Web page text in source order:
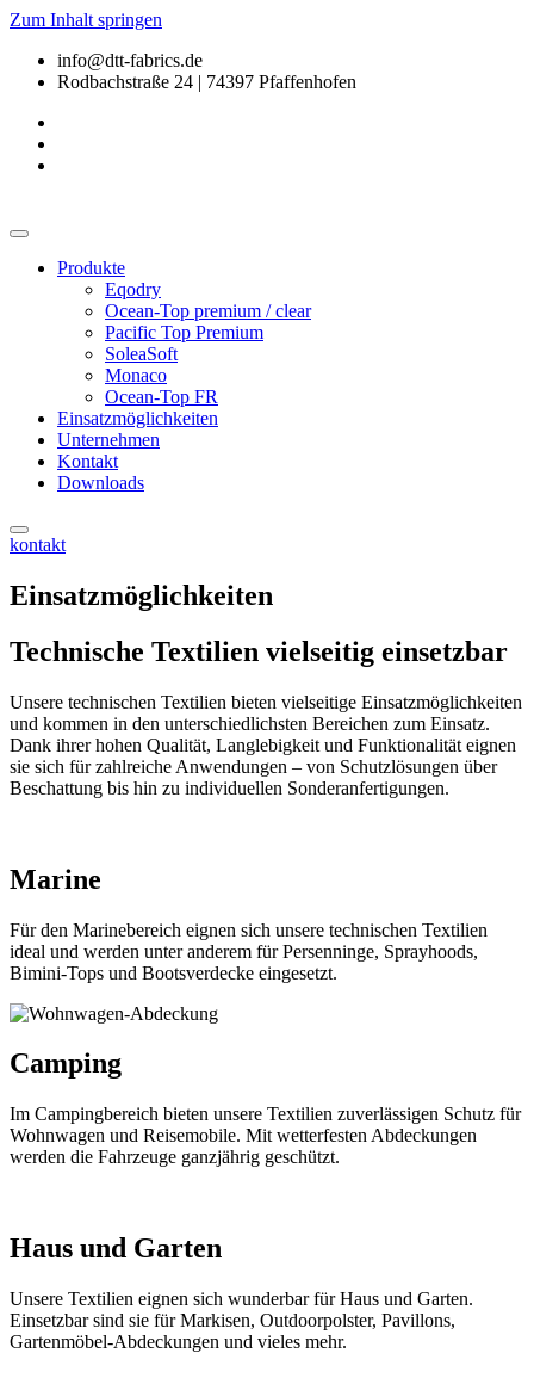
Zum Inhalt springen
info@dtt-fabrics.de
Rodbachstraße 24 | 74397 Pfaffenhofen
Produkte
Eqodry
Ocean-Top premium / clear
Pacific Top Premium
SoleaSoft
Monaco
Ocean-Top FR
Einsatzmöglichkeiten
Unternehmen
Kontakt
Downloads
kontakt
Einsatzmöglichkeiten
Technische Textilien vielseitig einsetzbar
Unsere technischen Textilien bieten vielseitige Einsatzmöglichkeiten
und kommen in den unterschiedlichsten Bereichen zum Einsatz.
Dank ihrer hohen Qualität, Langlebigkeit und Funktionalität eignen
sie sich für zahlreiche Anwendungen – von Schutzlösungen über
Beschattung bis hin zu individuellen Sonderanfertigungen.
Marine
Für den Marinebereich eignen sich unsere technischen Textilien
ideal und werden unter anderem für Persenninge, Sprayhoods,
Bimini-Tops und Bootsverdecke eingesetzt.
Camping
Im Campingbereich bieten unsere Textilien zuverlässigen Schutz für
Wohnwagen und Reisemobile. Mit wetterfesten Abdeckungen
werden die Fahrzeuge ganzjährig geschützt.
Haus und Garten
Unsere Textilien eignen sich wunderbar für Haus und Garten.
Einsetzbar sind sie für Markisen, Outdoorpolster, Pavillons,
Gartenmöbel-Abdeckungen und vieles mehr.